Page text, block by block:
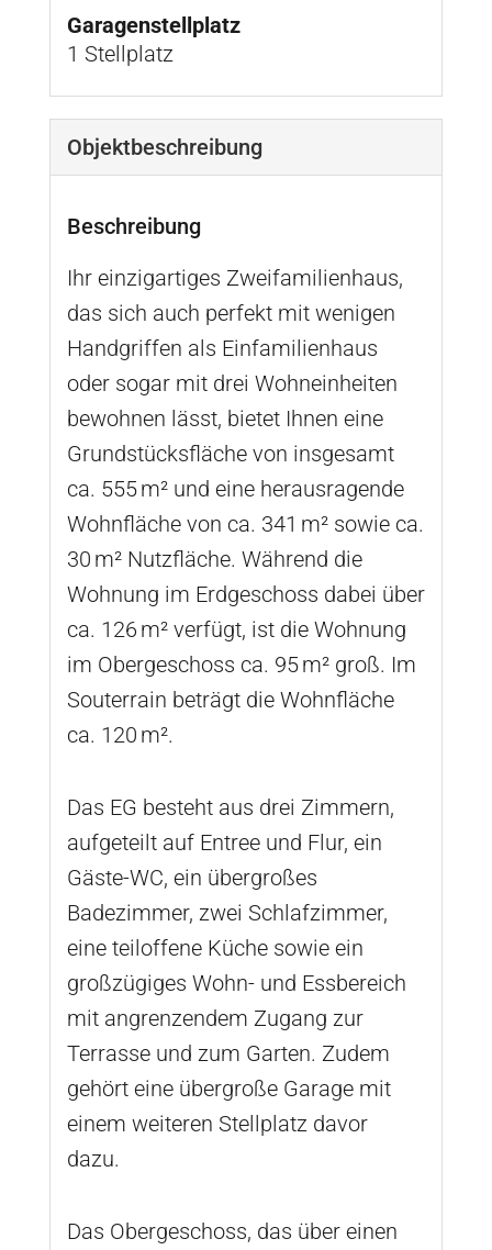
Garagen­stellplatz
1 Stellplatz
Objekt­beschreibung
Beschreibung
Ihr einzigartiges Zweifamilienhaus,
das sich auch perfekt mit wenigen
Handgriffen als Einfamilienhaus
oder sogar mit drei Wohneinheiten
bewohnen lässt, bietet Ihnen eine
Grundstücksfläche von insgesamt
ca. 555 m² und eine herausragende
Wohnfläche von ca. 341 m² sowie ca.
30 m² Nutzfläche. Während die
Wohnung im Erdgeschoss dabei über
ca. 126 m² verfügt, ist die Wohnung
im Obergeschoss ca. 95 m² groß. Im
Souterrain beträgt die Wohnfläche
ca. 120 m².
Das EG besteht aus drei Zimmern,
aufgeteilt auf Entree und Flur, ein
Gäste-WC, ein übergroßes
Badezimmer, zwei Schlafzimmer,
eine teiloffene Küche sowie ein
großzügiges Wohn- und Essbereich
mit angrenzendem Zugang zur
Terrasse und zum Garten. Zudem
gehört eine übergroße Garage mit
einem weiteren Stellplatz davor
dazu.
Das Obergeschoss, das über einen